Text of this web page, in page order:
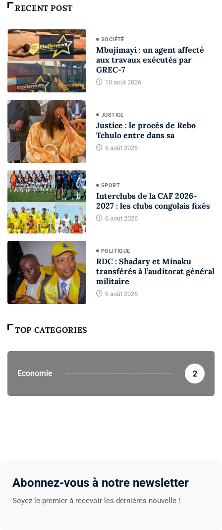
RECENT POST
SOCIÉTÉ
Mbujimayi : un agent affecté
aux travaux exécutés par
GREC-7
10 août 2026
JUSTICE
Justice : le procès de Rebo
Tchulo entre dans sa
6 août 2026
SPORT
Interclubs de la CAF 2026-
2027 : les clubs congolais fixés
6 août 2026
POLITIQUE
RDC : Shadary et Minaku
transférés à l’auditorat général
militaire
6 août 2026
TOP CATEGORIES
Economie 2
Abonnez-vous à notre newsletter
Soyez le premier à recevoir les dernières nouvelle !